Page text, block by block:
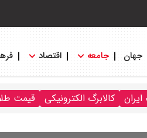
جهان جامعه اقتصاد
کالابرگ الکترونیکی قیمت